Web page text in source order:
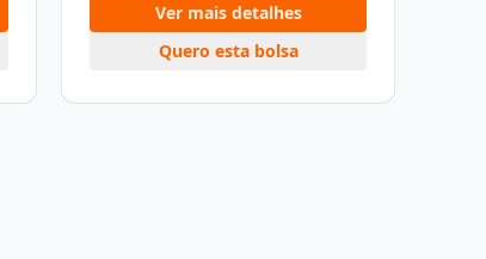
Ver mais detalhes
Quero esta bolsa